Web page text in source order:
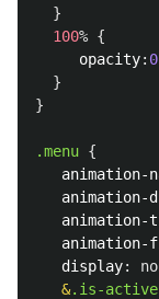
}
100% {
opacity: 0
}
}
.menu {
animation-
animation-
animation-
animation-
display:
&.is-active